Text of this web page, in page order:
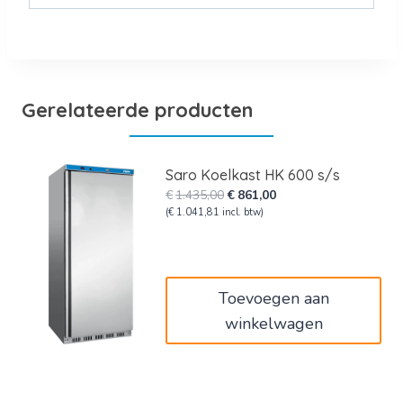
Gerelateerde producten
Saro Koelkast HK 600 s/s
€1.435,00Oorspronkelijke
prijs
€ 861,00Huidige
(€ 1.041,81 incl. btw)
Toevoegen aan
winkelwagen